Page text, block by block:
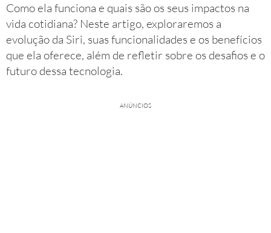
Como ela funciona e quais são os seus impactos na
vida cotidiana? Neste artigo, exploraremos a
evolução da Siri, suas funcionalidades e os benefícios
que ela oferece, além de refletir sobre os desafios e o
futuro dessa tecnologia.
ANÚNCIOS